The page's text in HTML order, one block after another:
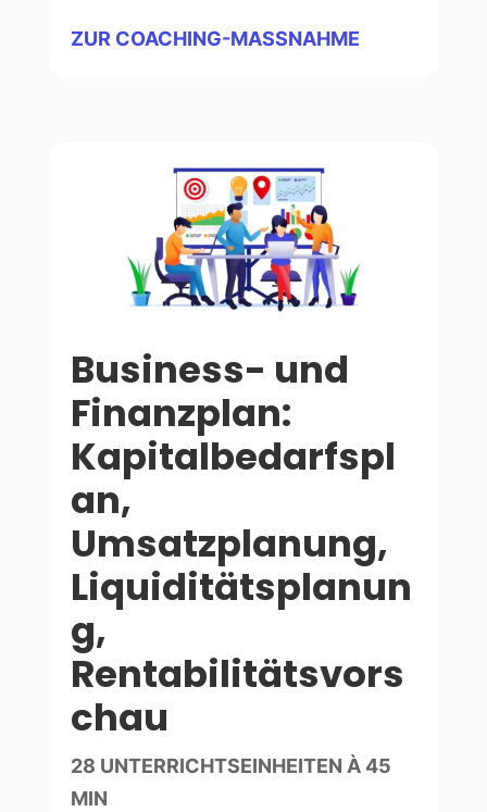
ZUR COACHING-MASSNAHME
Business- und
Finanzplan:
Kapitalbedarfspl
an,
Umsatzplanung,
Liquiditätsplanun
g,
Rentabilitätsvors
chau
28 UNTERRICHTSEINHEITEN À 45
MIN